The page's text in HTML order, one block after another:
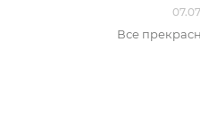
Все